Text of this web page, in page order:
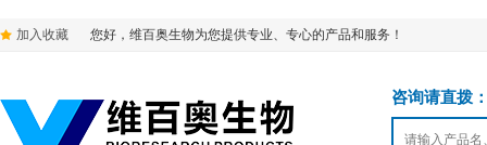
加入收藏 您好，维百奥生物为您提供专业、专心的产品和服务！
咨询请直拨